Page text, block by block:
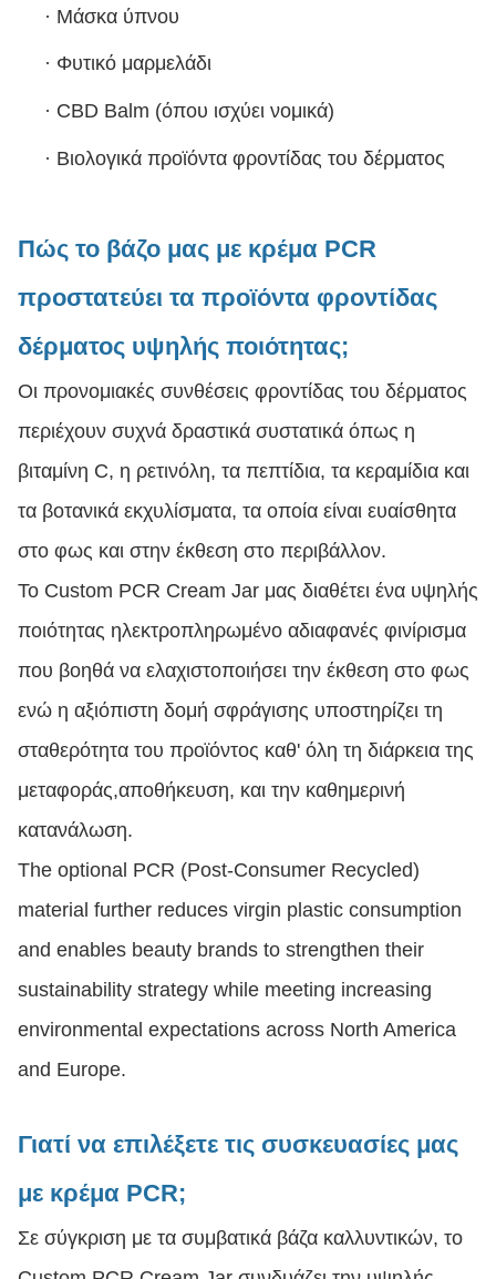
· Μάσκα ύπνου
· Φυτικό μαρμελάδι
· CBD Balm (όπου ισχύει νομικά)
· Βιολογικά προϊόντα φροντίδας του δέρματος
Πώς το βάζο μας με κρέμα PCR
προστατεύει τα προϊόντα φροντίδας
δέρματος υψηλής ποιότητας;
Οι προνομιακές συνθέσεις φροντίδας του δέρματος
περιέχουν συχνά δραστικά συστατικά όπως η
βιταμίνη C, η ρετινόλη, τα πεπτίδια, τα κεραμίδια και
τα βοτανικά εκχυλίσματα, τα οποία είναι ευαίσθητα
στο φως και στην έκθεση στο περιβάλλον.
Το Custom PCR Cream Jar μας διαθέτει ένα υψηλής
ποιότητας ηλεκτροπληρωμένο αδιαφανές φινίρισμα
που βοηθά να ελαχιστοποιήσει την έκθεση στο φως
ενώ η αξιόπιστη δομή σφράγισης υποστηρίζει τη
σταθερότητα του προϊόντος καθ' όλη τη διάρκεια της
μεταφοράς,αποθήκευση, και την καθημερινή
κατανάλωση.
The optional PCR (Post-Consumer Recycled)
material further reduces virgin plastic consumption
and enables beauty brands to strengthen their
sustainability strategy while meeting increasing
environmental expectations across North America
and Europe.
Γιατί να επιλέξετε τις συσκευασίες μας
με κρέμα PCR;
Σε σύγκριση με τα συμβατικά βάζα καλλυντικών, το